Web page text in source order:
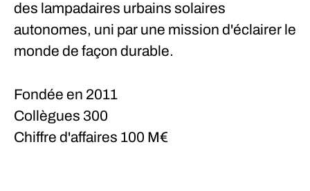
des lampadaires urbains solaires
autonomes, uni par une mission d'éclairer le
monde de façon durable.
Fondée en 2011
Collègues 300
Chiffre d'affaires 100 M€